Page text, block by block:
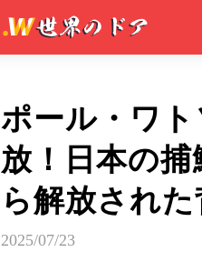
ポール・ワ
放！日本の
ら解放され
2025/07/23